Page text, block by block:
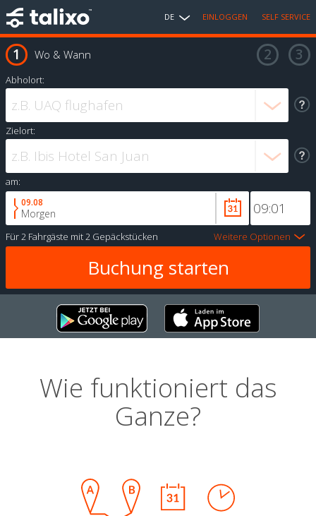
DE EINLOGGEN SELF SERVICE
Wo & Wann
Abholort:
Zielort:
am:
09.08
Morgen
Für2 Fahrgäste mit2 Gepäckstücken Weitere Optionen
Wie funktioniert das
Ganze?